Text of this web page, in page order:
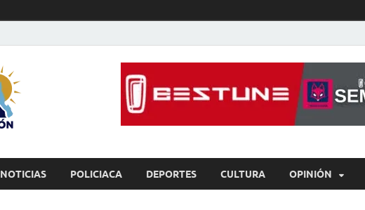
alDíaBCS
Periodismo de libre expresión
NOTICIAS POLICIACA DEPORTES CULTURA OPINIÓN